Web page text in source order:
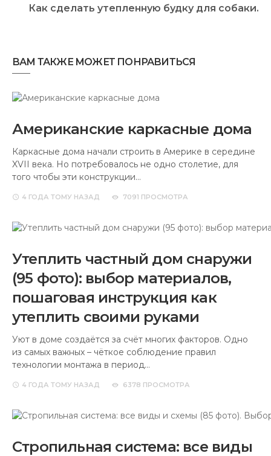
Как сделать утепленную будку для собаки.
ВАМ ТАКЖЕ МОЖЕТ ПОНРАВИТЬСЯ
Американские каркасные дома
Каркасные дома начали строить в Америке в середине
XVII века. Но потребовалось не одно столетие, для
того чтобы эти конструкции…
4 ГОДА ТОМУ НАЗАД 7091 ПРОСМОТРА
Утеплить частный дом снаружи
(95 фото): выбор материалов,
пошаговая инструкция как
утеплить своими руками
Уют в доме создаётся за счёт многих факторов. Одно
из самых важных – чёткое соблюдение правил
технологии монтажа в период…
4 ГОДА ТОМУ НАЗАД 6378 ПРОСМОТРА
Стропильная система: все виды